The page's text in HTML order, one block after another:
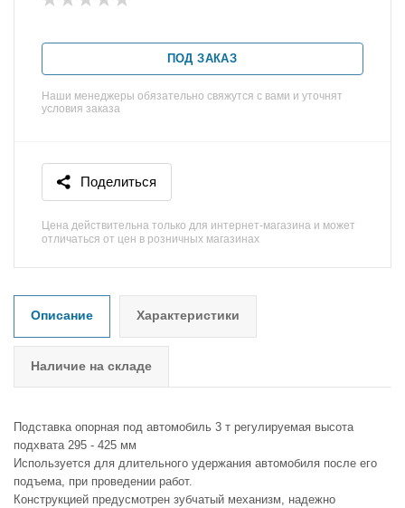
ПОД ЗАКАЗ
Наши менеджеры обязательно свяжутся с вами и уточнят
условия заказа
Поделиться
Цена действительна только для интернет-магазина и может
отличаться от цен в розничных магазинах
Описание Характеристики
Наличие на складе
Подставка опорная под автомобиль 3 т регулируемая высота
подхвата 295 - 425 мм
Используется для длительного удержания автомобиля после его
подъема, при проведении работ.
Конструкцией предусмотрен зубчатый механизм, надежно